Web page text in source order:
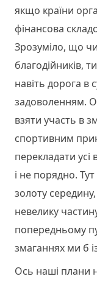
якщо країни
фінансова
Зрозуміло, що
благодійників,
навіть дорога в
задоволенням.
взяти участь в
спортивним
перекладати
і не порядно.
золоту
невелику
попередньому
змаганнях ми б
Ось наші плани